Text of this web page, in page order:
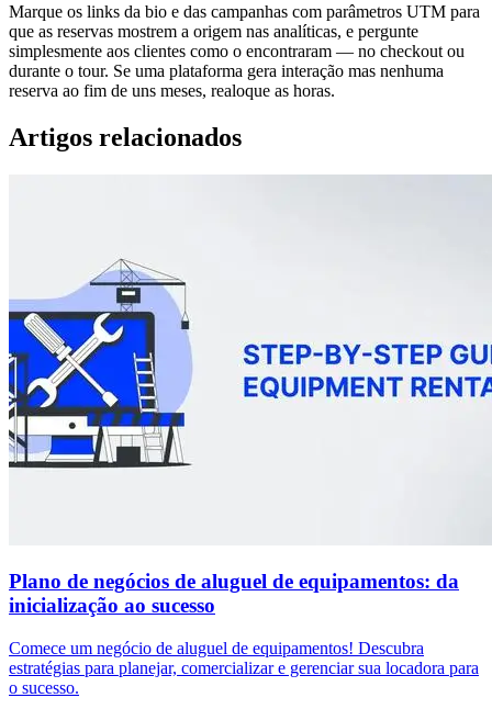
Marque os links da bio e das campanhas com parâmetros UTM para
que as reservas mostrem a origem nas analíticas, e pergunte
simplesmente aos clientes como o encontraram — no checkout ou
durante o tour. Se uma plataforma gera interação mas nenhuma
reserva ao fim de uns meses, realoque as horas.
Artigos relacionados
Plano de negócios de aluguel de equipamentos: da
inicialização ao sucesso
Comece um negócio de aluguel de equipamentos! Descubra
estratégias para planejar, comercializar e gerenciar sua locadora para
o sucesso.